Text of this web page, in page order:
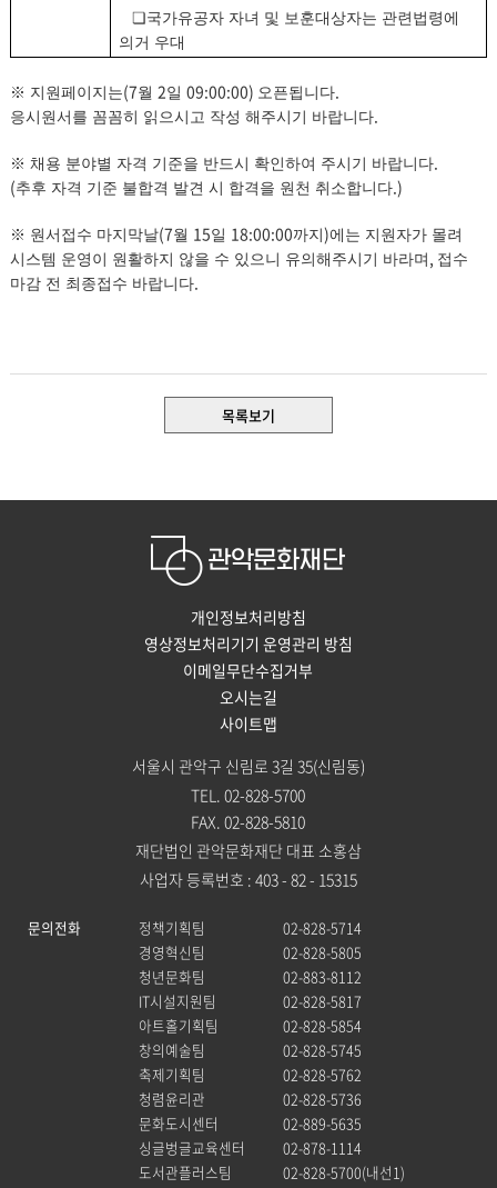
❏국가유공자 자녀 및 보훈대상자는 관련법령에
의거 우대
※ 지원페이지는(7월 2일 09:00:00) 오픈됩니다.
응시원서를 꼼꼼히 읽으시고 작성 해주시기 바랍니다.
※ 채용 분야별 자격 기준을 반드시 확인하여 주시기 바랍니다.
(추후 자격 기준 불합격 발견 시 합격을 원천 취소합니다.)
※ 원서접수 마지막날(7월 15일 18:00:00까지 )에는 지원자가 몰려
시스템 운영이 원활하지 않을 수 있으니 유의해주시기 바라며 , 접수
마감 전 최종접수 바랍니다.
목록보기
개인정보처리방침
영상정보처리기기 운영관리 방침
이메일무단수집거부
오시는길
사이트맵
서울시 관악구 신림로 3길 35(신림동)
TEL. 02-828-5700
FAX. 02-828-5810
재단법인 관악문화재단 대표 소홍삼
사업자 등록번호 : 403 - 82 - 15315
문의전화 정책기획팀
02-828-5714
경영혁신팀
02-828-5805
청년문화팀
02-883-8112
IT시설지원팀
02-828-5817
아트홀기획팀
02-828-5854
창의예술팀
02-828-5745
축제기획팀
02-828-5762
청렴윤리관
02-828-5736
문화도시센터
02-889-5635
싱글벙글교육센터
02-878-1114
도서관플러스팀
02-828-5700(내선1)